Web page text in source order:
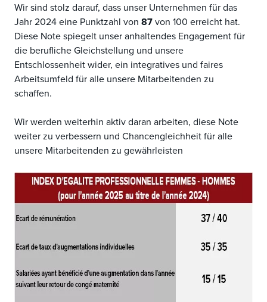
Wir sind stolz darauf, dass unser Unternehmen für das
Jahr 2024 eine Punktzahl von 87von 100 erreicht hat.
Diese Note spiegelt unser anhaltendes Engagement für
die berufliche Gleichstellung und unsere
Entschlossenheit wider, ein integratives und faires
Arbeitsumfeld für alle unsere Mitarbeitenden zu
schaffen.
Wir werden weiterhin aktiv daran arbeiten, diese Note
weiter zu verbessern und Chancengleichheit für alle
unsere Mitarbeitenden zu gewährleisten